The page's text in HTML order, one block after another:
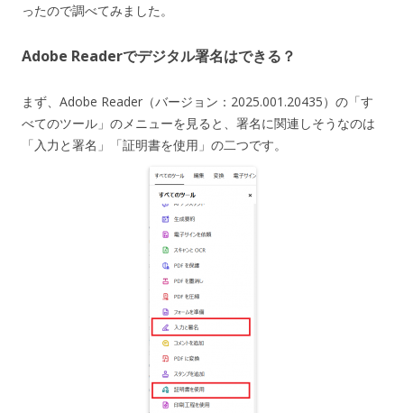
ったので調べてみました。
Adobe Readerでデジタル署名はできる？
まず、Adobe Reader（バージョン：2025.001.20435）の「す
べてのツール」のメニューを見ると、署名に関連しそうなのは
「入力と署名」「証明書を使用」の二つです。